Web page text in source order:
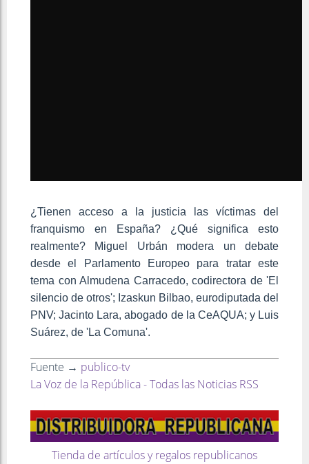
¿Tienen acceso a la justicia las víctimas del
franquismo en España? ¿Qué significa esto
realmente? Miguel Urbán modera un debate
desde el Parlamento Europeo para tratar este
tema con Almudena Carracedo, codirectora de 'El
silencio de otros'; Izaskun Bilbao, eurodiputada del
PNV; Jacinto Lara, abogado de la CeAQUA; y Luis
Suárez, de 'La Comuna'.
Fuente → publico-tv
La Voz de la República - Todas las Noticias RSS
Tienda de artículos y regalos republicanos